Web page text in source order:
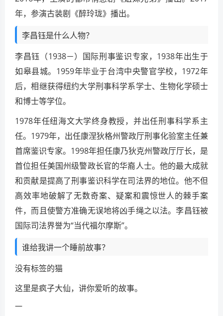
年，参演古装剧《醉玲珑》播出。
李昌钰是什么人物？
李昌钰（1938－）国际刑事鉴识专家，1938年出生于
如皋县城。1959年毕业于台湾中央警官学校，1972年
后，相继获得纽约大学刑事科学系学士、生物化学硕士
和博士等学位。
1978年任纽海文大学终身教授，并出任刑事科学系主
任。1979年，出任康涅狄格州警政厅刑事化验室主任兼
首席鉴识专家。1998年担任康乃狄克州警政厅厅长，是
首位担任美国州级警政长官的华裔人士。他的最大成就
和贡献是提高了刑事鉴识科学在司法界的地位。他不但
高效率地破解了无数奇案、疑案和震惊世人的棘手案
件，而且使警方准确无误地将凶手绳之以法。李昌钰被
国际司法界誉为“当代福尔摩斯”。
谁给我讲一个睡前故事？
没有标签的猫
这里是疯子大仙，讲你爱听的故事。
一